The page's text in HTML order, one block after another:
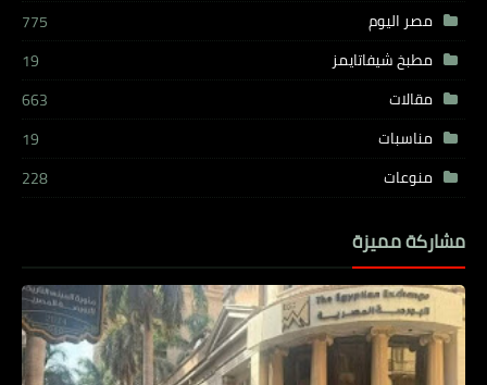
مصر اليوم
775
مطبخ شيفاتايمز
19
مقالات
663
مناسبات
19
منوعات
228
مشاركة مميزة